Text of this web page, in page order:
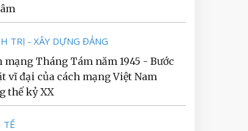
TRỊ - XÂY DỰNG ĐẢNG
mạng Tháng Tám năm 1945 - Bước
vĩ đại của cách mạng Việt Nam
thế kỷ XX
TẾ